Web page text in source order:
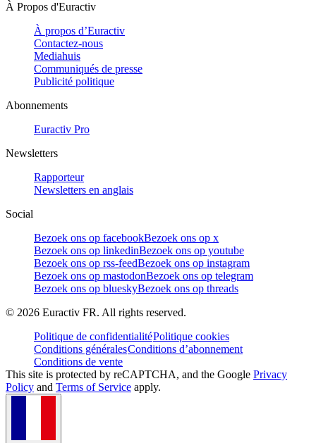
À Propos d'Euractiv
À propos d’Euractiv
Contactez-nous
Mediahuis
Communiqués de presse
Publicité politique
Abonnements
Euractiv Pro
Newsletters
Rapporteur
Newsletters en anglais
Social
Bezoek ons op facebookBezoek ons op x
Bezoek ons op linkedinBezoek ons op youtube
Bezoek ons op rss-feedBezoek ons op instagram
Bezoek ons op mastodonBezoek ons op telegram
Bezoek ons op blueskyBezoek ons op threads
© 2026 Euractiv FR. All rights reserved.
Politique de confidentialitéPolitique cookies
Conditions généralesConditions d’abonnement
Conditions de vente
This site is protected by reCAPTCHA, and the Google Privacy
Policy and Terms of Service apply.